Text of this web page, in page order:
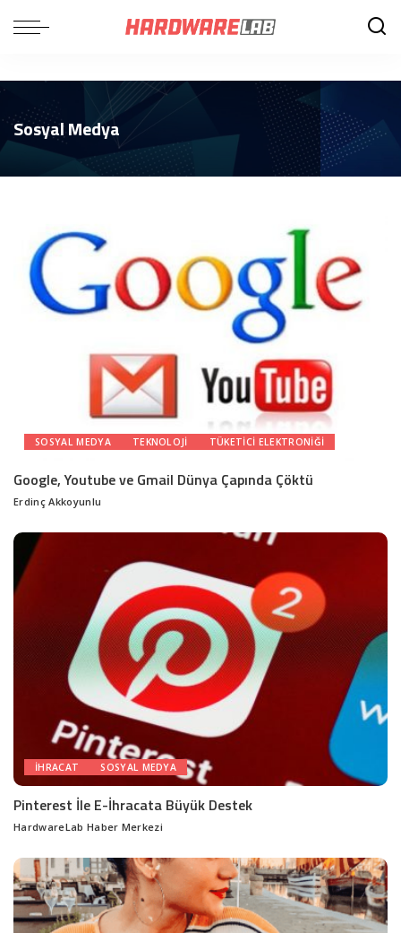
Sosyal Medya
SOSYAL MEDYA TEKNOLOJI TÜKETICI ELEKTRONIĞI
Google, Youtube ve Gmail Dünya Çapında Çöktü
Posted
Erdinç Akkoyunlu
İHRACAT SOSYAL MEDYA
Pinterest İle E-İhracata Büyük Destek
Posted
HardwareLab Haber Merkezi